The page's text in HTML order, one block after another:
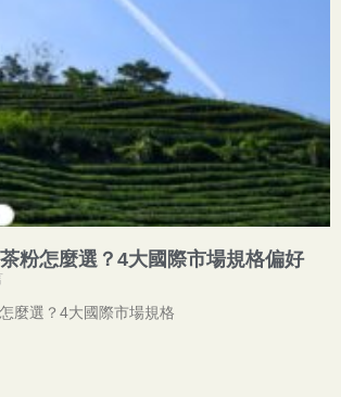
粉怎麼選？4大國際市場規格偏好
麼選？4大國際市場規格